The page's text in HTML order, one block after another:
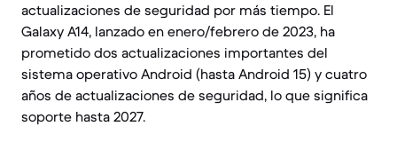
actualizaciones de seguridad por más tiempo. El
Galaxy A14, lanzado en enero/febrero de 2023, ha
prometido dos actualizaciones importantes del
sistema operativo Android (hasta Android 15) y cuatro
años de actualizaciones de seguridad, lo que significa
soporte hasta 2027.